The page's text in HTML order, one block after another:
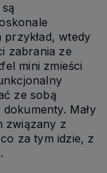
są
wtedy
zabrania ze
mini zmieści
ze sobą
Mały
związany z
za tym idzie, z